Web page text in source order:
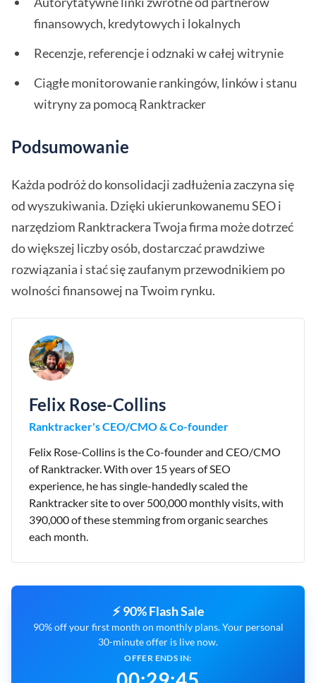
finansowych, kredytowych i lokalnych
Recenzje, referencje i odznaki w całej witrynie
Ciągłe monitorowanie rankingów, linków i stanu
witryny za pomocą Ranktracker
Podsumowanie
Każda podróż do konsolidacji zadłużenia zaczyna się
od wyszukiwania. Dzięki ukierunkowanemu SEO i
narzędziom Ranktrackera Twoja firma może dotrzeć
do większej liczby osób, dostarczać prawdziwe
rozwiązania i stać się zaufanym przewodnikiem po
wolności finansowej na Twoim rynku.
Felix Rose-Collins
Ranktracker's CEO/CMO & Co-founder
Felix Rose-Collins is the Co-founder and CEO/CMO
of Ranktracker. With over 15 years of SEO
experience, he has single-handedly scaled the
Ranktracker site to over 500,000 monthly visits, with
390,000 of these stemming from organic searches
each month.
⚡ 90% Flash Sale
90% off your first month on monthly plans. Your personal
30-minute offer is live now.
OFFER ENDS IN: